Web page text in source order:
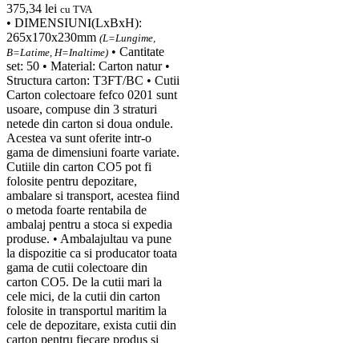
375,34 lei cu TVA
• DIMENSIUNI(LxBxH):
265x170x230mm (L=Lungime,
B=Latime, H=Inaltime) • Cantitate
set: 50 • Material: Carton natur •
Structura carton: T3FT/BC • Cutii
Carton colectoare fefco 0201 sunt
usoare, compuse din 3 straturi
netede din carton si doua ondule.
Acestea va sunt oferite intr-o
gama de dimensiuni foarte variate.
Cutiile din carton CO5 pot fi
folosite pentru depozitare,
ambalare si transport, acestea fiind
o metoda foarte rentabila de
ambalaj pentru a stoca si expedia
produse. • Ambalajultau va pune
la dispozitie ca si producator toata
gama de cutii colectoare din
carton CO5. De la cutii mari la
cele mici, de la cutii din carton
folosite in transportul maritim la
cele de depozitare, exista cutii din
carton pentru fiecare produs si